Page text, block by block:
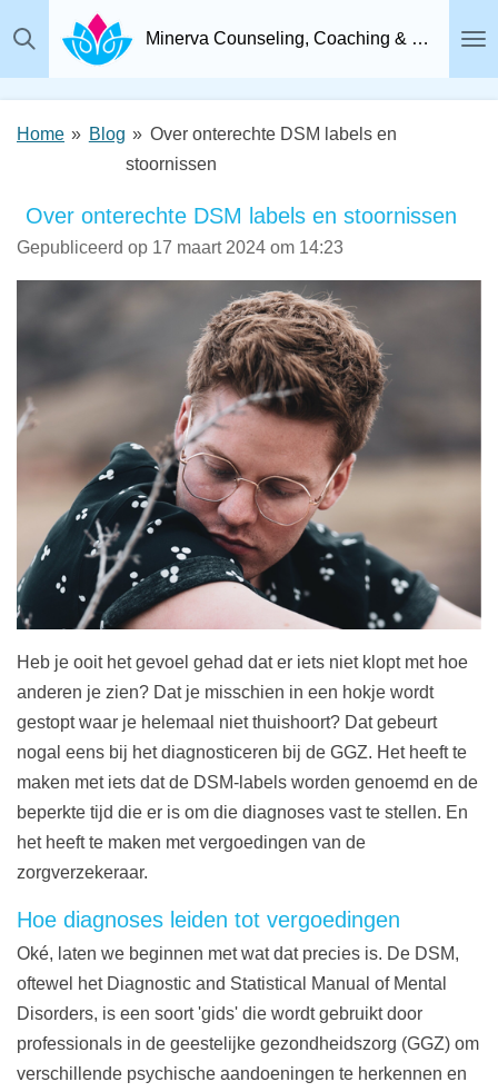
Ga
direct
hoofdinhoud
Minerva Counseling, Coaching & Relatietherapie, Psychosociaal Therapeut Breda
Home » Blog » Over onterechte DSM labels en
stoornissen
Over onterechte DSM labels en stoornissen
Gepubliceerd op 17 maart 2024 om 14:23
Heb je ooit het gevoel gehad dat er iets niet klopt met hoe
anderen je zien? Dat je misschien in een hokje wordt
gestopt waar je helemaal niet thuishoort? Dat gebeurt
nogal eens bij het diagnosticeren bij de GGZ. Het heeft te
maken met iets dat de DSM-labels worden genoemd en de
beperkte tijd die er is om die diagnoses vast te stellen. En
het heeft te maken met vergoedingen van de
zorgverzekeraar.
Hoe diagnoses leiden tot vergoedingen
Oké, laten we beginnen met wat dat precies is. De DSM,
oftewel het Diagnostic and Statistical Manual of Mental
Disorders, is een soort 'gids' die wordt gebruikt door
professionals in de geestelijke gezondheidszorg (GGZ) om
verschillende psychische aandoeningen te herkennen en